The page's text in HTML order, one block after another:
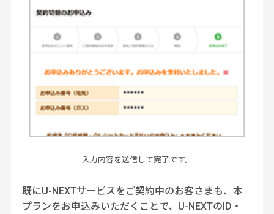
入力内容を送信して完了です。
既にU-NEXTサービスをご契約中のお客さまも、本
プランをお申込みいただくことで、U-NEXTのID・